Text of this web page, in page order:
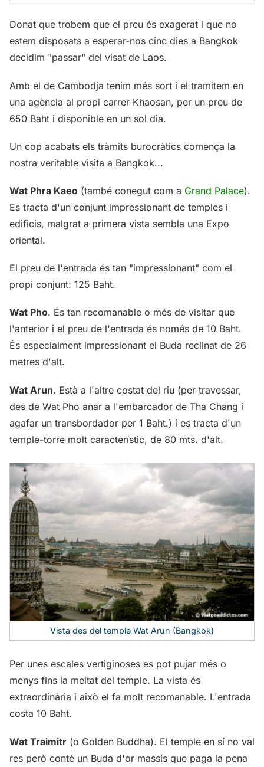
Donat que trobem que el preu és exagerat i que no
estem disposats a esperar-nos cinc dies a Bangkok
decidim "passar" del visat de Laos.
Amb el de Cambodja tenim més sort i el tramitem en
una agència al propi carrer Khaosan, per un preu de
650 Baht i disponible en un sol dia.
Un cop acabats els tràmits burocràtics comença la
nostra veritable visita a Bangkok...
Wat Phra Kaeo (també conegut com a Grand Palace).
Es tracta d'un conjunt impressionant de temples i
edificis, malgrat a primera vista sembla una Expo
oriental.
El preu de l'entrada és tan "impressionant" com el
propi conjunt: 125 Baht.
Wat Pho. És tan recomanable o més de visitar que
l'anterior i el preu de l'entrada és només de 10 Baht.
És especialment impressionant el Buda reclinat de 26
metres d'alt.
Wat Arun. Està a l'altre costat del riu (per travessar,
des de Wat Pho anar a l'embarcador de Tha Chang i
agafar un transbordador per 1 Baht.) i es tracta d'un
temple-torre molt característic, de 80 mts. d'alt.
Vista des del temple Wat Arun (Bangkok)
Per unes escales vertiginoses es pot pujar més o
menys fins la meitat del temple. La vista és
extraordinària i això el fa molt recomanable. L'entrada
costa 10 Baht.
Wat Traimitr (o Golden Buddha). El temple en sí no val
res però conté un Buda d'or massís que paga la pena